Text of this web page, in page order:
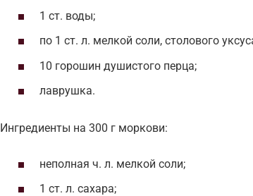
1 ст. воды;
по 1 ст. л. мелкой соли, столового
10 горошин душистого перца;
лаврушка.
Ингредиенты на 300 г моркови:
неполная ч. л. мелкой соли;
1 ст. л. сахара;